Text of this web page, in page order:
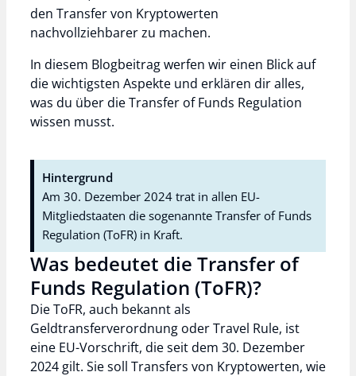
den Transfer von Kryptowerten
nachvollziehbarer zu machen.
In diesem Blogbeitrag werfen wir einen Blick auf
die wichtigsten Aspekte und erklären dir alles,
was du über die Transfer of Funds Regulation
wissen musst.
Hintergrund
Am 30. Dezember 2024 trat in allen EU-
Mitgliedstaaten die sogenannte Transfer of Funds
Regulation (ToFR) in Kraft.
Was bedeutet die Transfer of
Funds Regulation (ToFR)?
Die ToFR, auch bekannt als
Geldtransferverordnung oder Travel Rule, ist
eine EU-Vorschrift, die seit dem 30. Dezember
2024 gilt. Sie soll Transfers von Kryptowerten, wie